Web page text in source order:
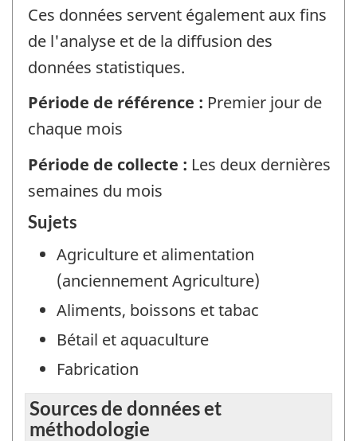
Ces données servent également aux fins
de l'analyse et de la diffusion des
données statistiques.
Période de référence : Premier jour de
chaque mois
Période de collecte : Les deux dernières
semaines du mois
Sujets
Agriculture et alimentation
(anciennement Agriculture)
Aliments, boissons et tabac
Bétail et aquaculture
Fabrication
Sources de données et
méthodologie